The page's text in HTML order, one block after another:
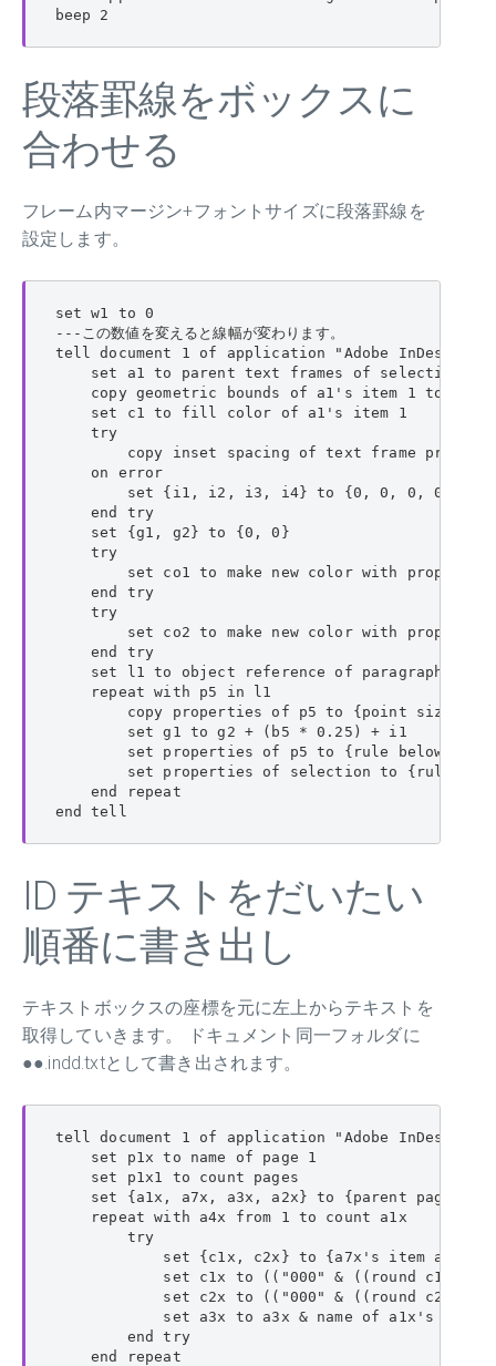
beep 2
段落罫線をボックスに
合わせる
フレーム内マージン+フォントサイズに段落罫線を
設定します。
set w1 to 0
---この数値を変えると線幅が変わります。
tell document 1 of application "Adobe InDesign
    set a1 to parent text frames of selection
copy geometric bounds of a1's item 1 to {p1,
    set c1 to fill color of a1's item 1
    try
copy inset spacing of text frame
    on error
        set {i1, i2, i3, i4} to {0, 0, 0, 0}
    end try
    set {g1, g2} to {0, 0}
    try
set co1 to make new color with
    end try
    try
set co2 to make new color with
    end try
set l1 to object reference of paragraphs of
    repeat with p5 in l1
copy properties of p5 to {point size:b5,
        set g1 to g2 + (b5 * 0.25) + i1
set properties of p5 to {rule below
set properties of selection to {rule
    end repeat
end tell
ID テキストをだいたい
順番に書き出し
テキストボックスの座標を元に左上からテキストを
取得していきます。 ドキュメント同一フォルダに
●●.indd.txtとして書き出されます。
tell document 1 of application "Adobe InDesign
    set p1x to name of page 1
    set p1x1 to count pages
set {a1x, a7x, a3x, a2x} to {parent page of
    repeat with a4x from 1 to count a1x
        try
set {c1x, c2x} to {a7x's item a4x's
set c1x to (("000" & ((round c1x
set c2x to (("000" & ((round c2x
set a3x to a3x & name of a1x's item
        end try
    end repeat